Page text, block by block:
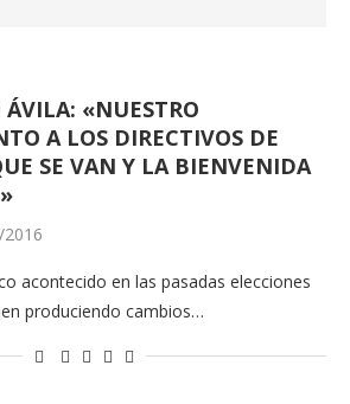
ÁVILA: «NUESTRO
A LOS DIRECTIVOS DE
SE VAN Y LA BIENVENIDA
acontecido en las pasadas elecciones
produciendo cambios…